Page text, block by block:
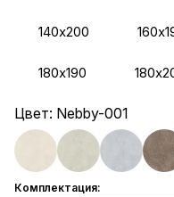
140х200
180х190
Цвет: Nebby-001
Комплектация: